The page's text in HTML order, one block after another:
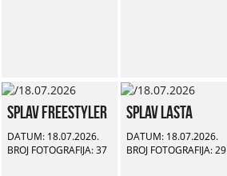
Splav Freestyler
DATUM: 18.07.2026.
BROJ FOTOGRAFIJA: 37
Splav Lasta
DATUM: 18.07.2026.
BROJ FOTOGRAFIJA: 29